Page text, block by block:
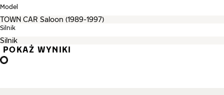
Model
Silnik
POKAŻ WYNIKI